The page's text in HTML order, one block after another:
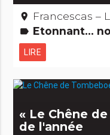
place Francescas –
label Etonnant...
LIRE
« Le Chêne
de l'année